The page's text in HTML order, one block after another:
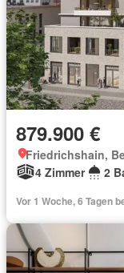
879.900 €
Friedrichshain,
4 Zimmer
2
Vor 1 Woche, 6 Tagen